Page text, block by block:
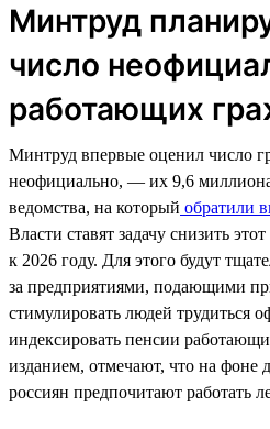
Минтруд
число
работающих
Минтруд впервые оценил число
неофициально, — их 9,6
ведомства, на который обратили
Власти ставят задачу снизить
к 2026 году. Для этого будут
за предприятиями, подающими
стимулировать людей трудиться
индексировать пенсии
изданием, отмечают, что на фоне
россиян предпочитают работать